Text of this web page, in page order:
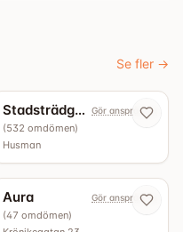
Se fler →
Stadsträdgårdens Café & Restaurang Gör anspråk nu
(532 omdömen)
Husman
5.0
Aura Gör anspråk nu
(47 omdömen)